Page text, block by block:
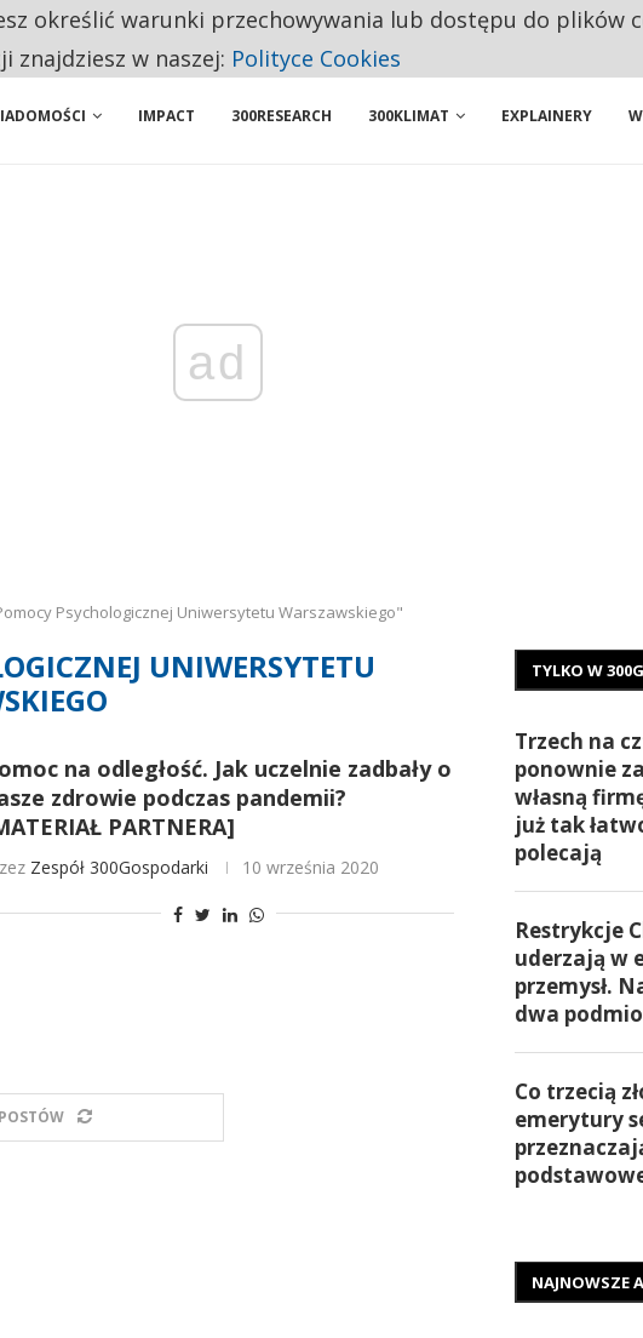
NA PODSTAWOWE ZAKUPY
IMPACT 300RESEARCH 300KLIMAT EXPLAINERY
ad
Psychologicznej Uniwersytetu Warszawskiego"
UNIWERSYTETU
na odległość. Jak uczelnie zadbały o
zdrowie podczas pandemii?
PARTNERA]
Zespół 300Gospodarki 10 września 2020
TYLKO W
Trzech na
ponownie
własną
już tak
polecają
Restrykcje
uderzają w
przemysł.
dwa
Co trzecią
emerytury
NAJNOWSZE
określić warunki przechowywania lub dostępu do plików
znajdziesz w naszej: Polityce Cookies